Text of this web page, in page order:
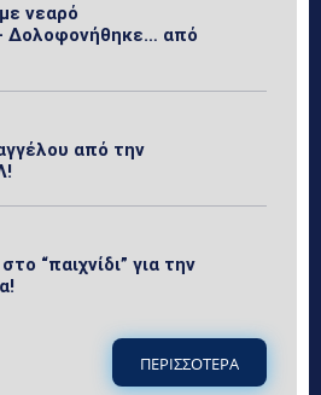
νεαρό
Δολοφονήθηκε… από
από την
“παιχνίδι” για την
ΠΕΡΙΣΣΟΤΕΡΑ